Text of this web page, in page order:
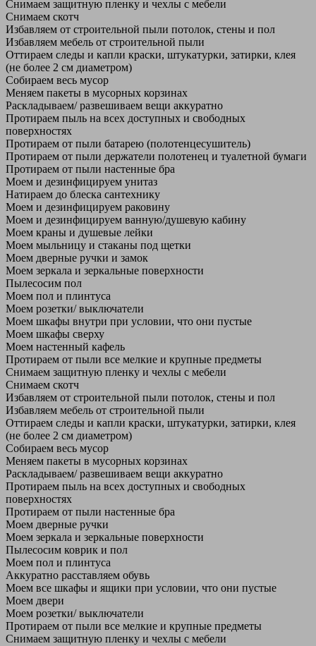
Снимаем защитную пленку и чехлы с мебели
Снимаем скотч
Избавляем от строительной пыли потолок, стены и пол
Избавляем мебель от строительной пыли
Оттираем следы и капли краски, штукатурки, затирки, клея
(не более 2 см диаметром)
Собираем весь мусор
Меняем пакеты в мусорных корзинах
Раскладываем/ развешиваем вещи аккуратно
Протираем пыль на всех доступных и свободных
поверхностях
Протираем от пыли батарею (полотенцесушитель)
Протираем от пыли держатели полотенец и туалетной бумаги
Протираем от пыли настенные бра
Моем и дезинфицируем унитаз
Натираем до блеска сантехнику
Моем и дезинфицируем раковину
Моем и дезинфицируем ванную/душевую кабину
Моем краны и душевые лейки
Моем мыльницу и стаканы под щетки
Моем дверные ручки и замок
Моем зеркала и зеркальные поверхности
Пылесосим пол
Моем пол и плинтуса
Моем розетки/ выключатели
Моем шкафы внутри при условии, что они пустые
Моем шкафы сверху
Моем настенный кафель
Протираем от пыли все мелкие и крупные предметы
Снимаем защитную пленку и чехлы с мебели
Снимаем скотч
Избавляем от строительной пыли потолок, стены и пол
Избавляем мебель от строительной пыли
Оттираем следы и капли краски, штукатурки, затирки, клея
(не более 2 см диаметром)
Собираем весь мусор
Меняем пакеты в мусорных корзинах
Раскладываем/ развешиваем вещи аккуратно
Протираем пыль на всех доступных и свободных
поверхностях
Протираем от пыли настенные бра
Моем дверные ручки
Моем зеркала и зеркальные поверхности
Пылесосим коврик и пол
Моем пол и плинтуса
Аккуратно расставляем обувь
Моем все шкафы и ящики при условии, что они пустые
Моем двери
Моем розетки/ выключатели
Протираем от пыли все мелкие и крупные предметы
Снимаем защитную пленку и чехлы с мебели